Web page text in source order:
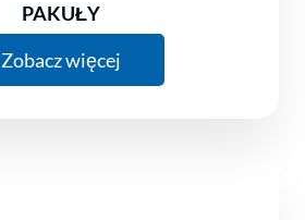
PAKUŁY
Zobacz więcej